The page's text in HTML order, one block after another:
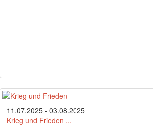
11.07.2025 - 03.08.2025
Krieg und Frieden ...